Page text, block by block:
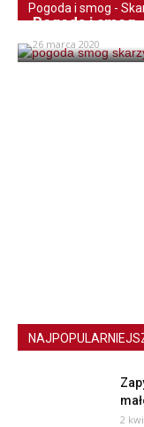
Pogoda i smog -
Pogoda i smog
26 marca 2020
2